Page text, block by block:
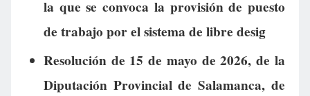
la que se convoca la provisión de puesto
de trabajo por el sistema de libre desig
Resolución de 15 de mayo de 2026, de la
Diputación Provincial de Salamanca, de